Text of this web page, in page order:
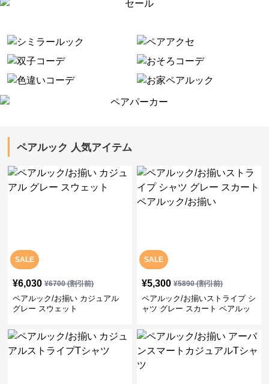
ペアルック 人気アイテム
SALE
¥6,030 ¥6700(割引前)
ペアルック/お揃い カジュアル
グレー スウェット
SALE
¥5,300 ¥5890(割引前)
ペアルック/お揃いストライプ シ
ャツ グレー スカート ペアルッ